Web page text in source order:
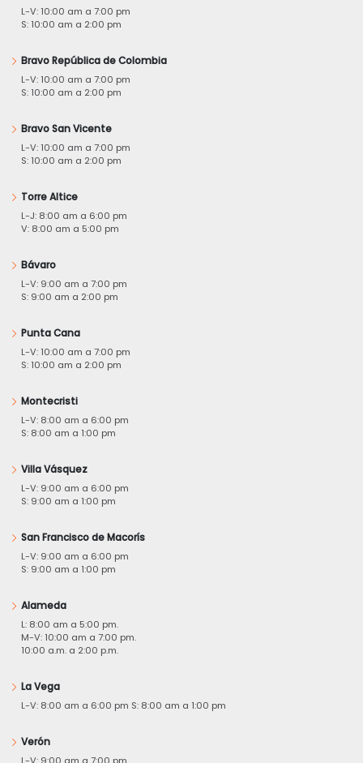
L-V: 10:00 am a 7:00 pm
S: 10:00 am a 2:00 pm
Bravo República de Colombia
L-V: 10:00 am a 7:00 pm
S: 10:00 am a 2:00 pm
Bravo San Vicente
L-V: 10:00 am a 7:00 pm
S: 10:00 am a 2:00 pm
Torre Altice
L-J: 8:00 am a 6:00 pm
V: 8:00 am a 5:00 pm
Bávaro
L-V: 9:00 am a 7:00 pm
S: 9:00 am a 2:00 pm
Punta Cana
L-V: 10:00 am a 7:00 pm
S: 10:00 am a 2:00 pm
Montecristi
L-V: 8:00 am a 6:00 pm
S: 8:00 am a 1:00 pm
Villa Vásquez
L-V: 9:00 am a 6:00 pm
S: 9:00 am a 1:00 pm
San Francisco de Macorís
L-V: 9:00 am a 6:00 pm
S: 9:00 am a 1:00 pm
Alameda
L: 8:00 am a 5:00 pm.
M-V: 10:00 am a 7:00 pm.
10:00 a.m. a 2:00 p.m.
La Vega
L-V: 8:00 am a 6:00 pm S: 8:00 am a 1:00 pm
Verón